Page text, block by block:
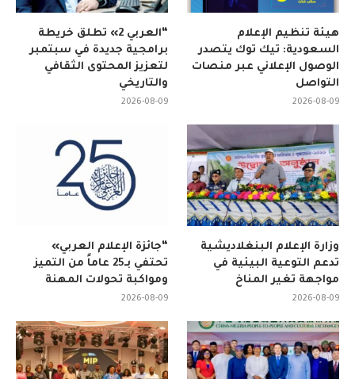
“العربي 2» تطلق خريطة
برامجية جديدة في سبتمبر
لتعزيز المحتوى الثقافي
والتاريخي
2026-08-09
هيئة تنظيم الإعلام
السعودية: تيك توك يتصدر
الوصول الإعلاني عبر منصات
التواصل
2026-08-09
“جائزة الإعلام العربي»
تحتفي بـ25 عاماً من التميز
ومواكبة تحولات المهنة
2026-08-09
وزارة الإعلام البنغلاديشية
تدعم التوعية البيئية في
مواجهة تغير المناخ
2026-08-09